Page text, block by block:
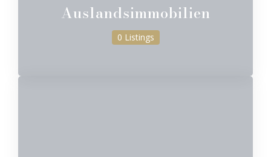
Auslandsimmobilien
0 Listings